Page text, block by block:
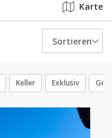
Karte
Sortieren
Keller Exklusiv